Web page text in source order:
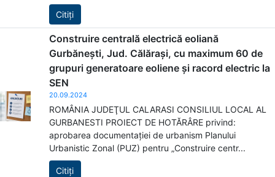
Citiți
Construire centrală electrică eoliană
Gurbănești, Jud. Călărași, cu maximum 60 de
grupuri generatoare eoliene și racord electric la
SEN
20.09.2024
ROMÂNIA JUDEŢUL CALARASI CONSILIUL LOCAL AL
GURBANESTI PROIECT DE HOTĂRÂRE privind:
aprobarea documentației de urbanism Planului
Urbanistic Zonal (PUZ) pentru „Construire centr...
Citiți